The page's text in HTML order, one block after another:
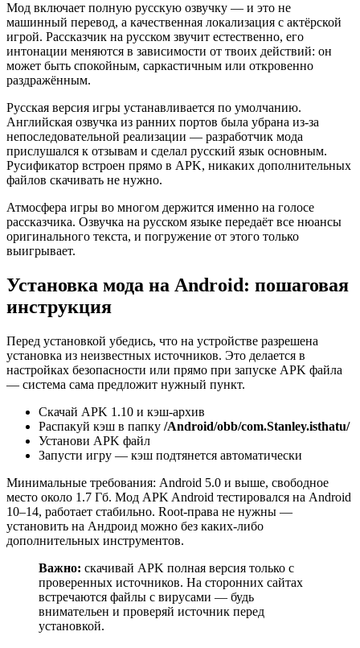
Мод включает полную русскую озвучку — и это не
машинный перевод, а качественная локализация с актёрской
игрой. Рассказчик на русском звучит естественно, его
интонации меняются в зависимости от твоих действий: он
может быть спокойным, саркастичным или откровенно
раздражённым.
Русская версия игры устанавливается по умолчанию.
Английская озвучка из ранних портов была убрана из-за
непоследовательной реализации — разработчик мода
прислушался к отзывам и сделал русский язык основным.
Русификатор встроен прямо в APK, никаких дополнительных
файлов скачивать не нужно.
Атмосфера игры во многом держится именно на голосе
рассказчика. Озвучка на русском языке передаёт все нюансы
оригинального текста, и погружение от этого только
выигрывает.
Установка мода на Android: пошаговая
инструкция
Перед установкой убедись, что на устройстве разрешена
установка из неизвестных источников. Это делается в
настройках безопасности или прямо при запуске APK файла
— система сама предложит нужный пункт.
Скачай APK 1.10 и кэш-архив
Распакуй кэш в папку /Android/obb/com.Stanley.isthatu/
Установи APK файл
Запусти игру — кэш подтянется автоматически
Минимальные требования: Android 5.0 и выше, свободное
место около 1.7 Гб. Мод APK Android тестировался на Android
10–14, работает стабильно. Root-права не нужны —
установить на Андроид можно без каких-либо
дополнительных инструментов.
Важно: скачивай APK полная версия только с
проверенных источников. На сторонних сайтах
встречаются файлы с вирусами — будь
внимательен и проверяй источник перед
установкой.